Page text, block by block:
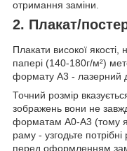
отримання заміни.
2. Плакат/
Плакати високої
папері (140-180г/м²)
формату А3 - лазерний
Точний розмір
зображень вони не
форматам А0-А3 (тому
раму - узгодьте
перед оформленням